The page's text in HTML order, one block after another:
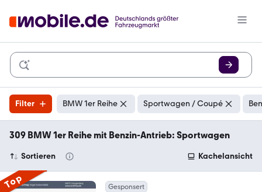
Filter BMW 1er Reihe Sportwagen / Coupé
309 BMW 1er Reihe mit Benzin-Antrieb: Sportwagen
Sortieren Kachelansicht
Top Gesponsert